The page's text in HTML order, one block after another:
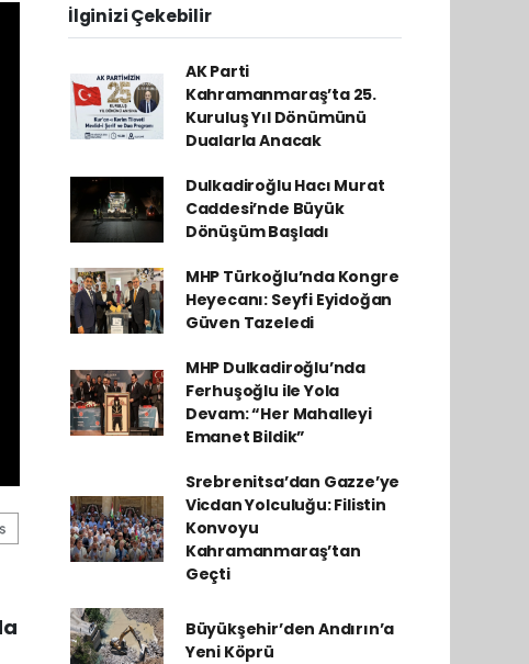
İlginizi Çekebilir
AK Parti
Kahramanmaraş’ta 25.
Kuruluş Yıl Dönümünü
Dualarla Anacak
Dulkadiroğlu Hacı Murat
Caddesi’nde Büyük
Dönüşüm Başladı
MHP Türkoğlu’nda Kongre
Heyecanı: Seyfi Eyidoğan
Güven Tazeledi
MHP Dulkadiroğlu’nda
Ferhuşoğlu ile Yola
Devam: “Her Mahalleyi
Emanet Bildik”
Srebrenitsa’dan Gazze’ye
Vicdan Yolculuğu: Filistin
Konvoyu
Kahramanmaraş’tan
Geçti
Büyükşehir’den Andırın’a
Yeni Köprü